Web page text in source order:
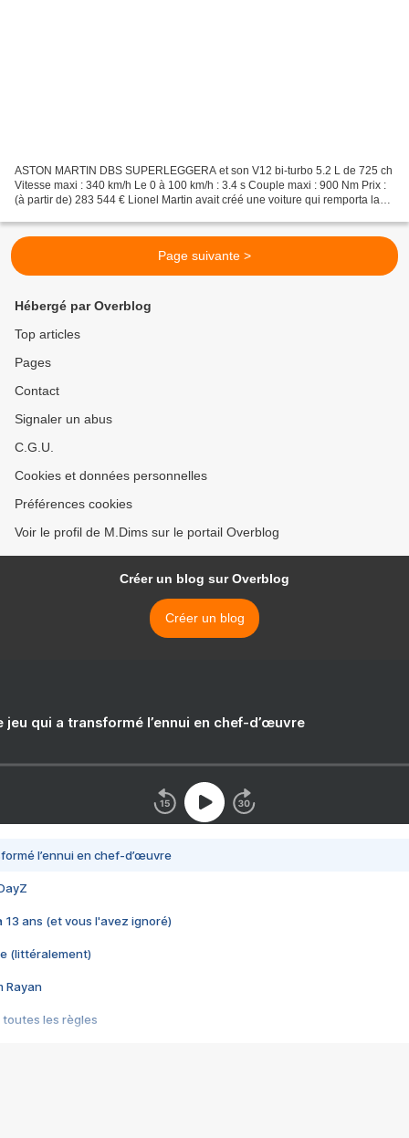
ASTON MARTIN DBS SUPERLEGGERA et son V12 bi-turbo 5.2 L de 725 ch
Vitesse maxi : 340 km/h Le 0 à 100 km/h : 3.4 s Couple maxi : 900 Nm Prix :
(à partir de) 283 544 € Lionel Martin avait créé une voiture qui remporta la
Page suivante >
Hébergé par Overblog
Top articles
Pages
Contact
Signaler un abus
C.G.U.
Cookies et données personnelles
Préférences cookies
Voir le profil de M.Dims sur le portail Overblog
Créer un blog sur Overblog
Créer un blog
jeu qui a transformé l’ennui en chef-d’œuvre
l’ennui en chef-d’œuvre
13 ans (et vous l'avez ignoré)
(littéralement)
Rayan
toutes les règles